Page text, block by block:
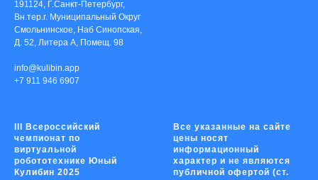
191124, Г.Санкт-Петербург,
Вн.тер.г. Муниципальный Округ
Смольнинское, Наб Синопская,
Д. 52, Литера А, Помещ. 98
info@kulibin.app
+7 911 946 6907
III Всероссийский
чемпионат по
виртуальной
робототехнике Юный
Кулибин 2025
Все указанные на сайте
цены носят
информационный
характер и не являются
публичной офертой (ст.